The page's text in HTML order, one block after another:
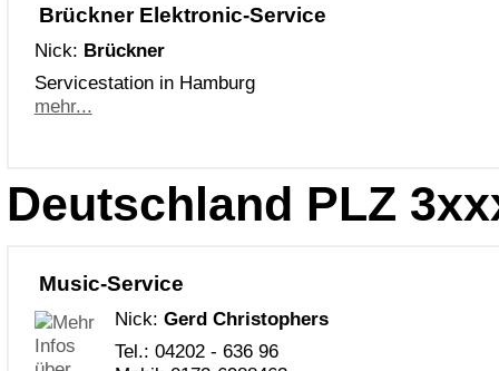
Brückner Elektronic-Service
Nick: Brückner
Servicestation in Hamburg
mehr...
Deutschland PLZ
Music-Service
Nick:Gerd Christophers
Tel.: 04202 - 636 96